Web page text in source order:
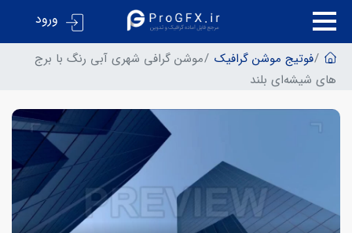
ورود
فوتیج موشن گرافیک
موشن گرافی شهری آبی رنگ با برج
های شیشه‌ای بلند